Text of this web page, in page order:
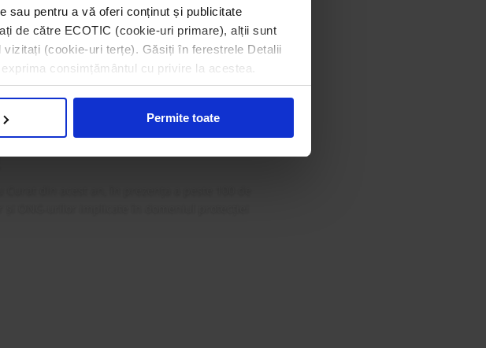
sau pentru a vă oferi conținut și publicitate
de către ECOTIC (cookie-uri primare), alții sunt
(cookie-uri terțe). Găsiți în ferestrele Detalii
consimțământul cu privire la acestea.
Permite toate
din Gala
Mediu Curat